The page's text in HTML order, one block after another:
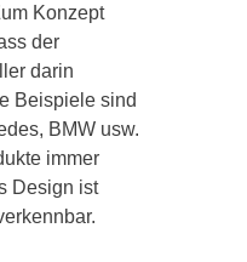
Konzept
der
darin
Beispiele sind
BMW usw.
immer
Design ist